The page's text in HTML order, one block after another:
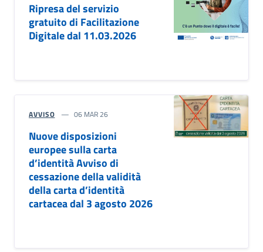
Ripresa del servizio
gratuito di Facilitazione
Digitale dal 11.03.2026
AVVISO 06 MAR 26
Nuove disposizioni
europee sulla carta
d’identità Avviso di
cessazione della validità
della carta d’identità
cartacea dal 3 agosto 2026